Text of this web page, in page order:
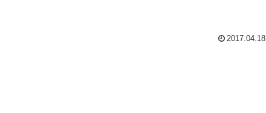
2017.04.18